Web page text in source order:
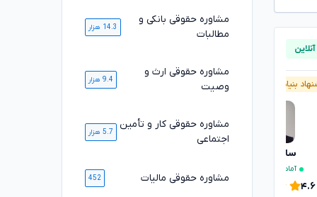
بنیاد وکلا
سارا علیپور
آماده مشاوره فوری
۴.۶
پیشنهاد بنیاد وکلا
مشاوره حقوقی بانکی و
مطالبات
14.3 هزار
مشاوره حقوقی ارث و
وصیت
9.4 هزار
مشاوره حقوقی کار و تأمین
اجتماعی
5.7 هزار
مشاوره حقوقی مالیات 452